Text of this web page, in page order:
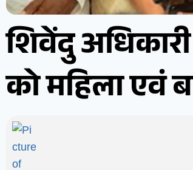
शिवेंदु अधिकारी
को महिला एवं